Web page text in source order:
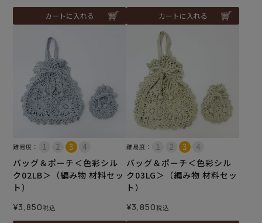
カートに入れる カートに入れる
難易度：
バッグ＆ポーチ＜色彩シル
ク02LB＞（編み物 材料セッ
ト）
¥3,850税込
難易度：
バッグ＆ポーチ＜色彩シル
ク03LG＞（編み物 材料セッ
ト）
¥3,850税込